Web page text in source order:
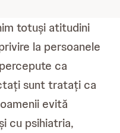
totuși atitudini
la persoanele
ca
sunt tratați ca
evită
cu psihiatria,